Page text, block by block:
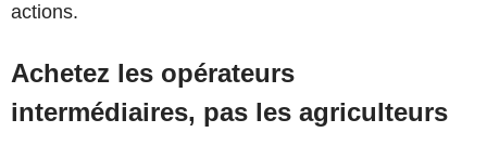
actions.
Achetez les opérateurs
intermédiaires, pas les agriculteurs